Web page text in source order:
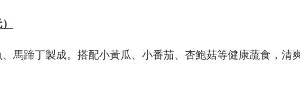
馬蹄丁製成。搭配小黃瓜、小番茄、杏鮑菇等健康蔬食，清